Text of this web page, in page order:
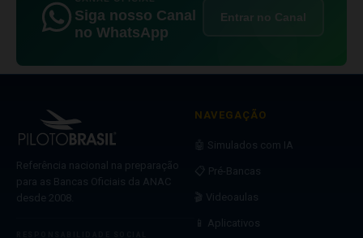
Siga nosso Canal
no WhatsApp
Entrar no Canal
Referência nacional na preparação
para as Bancas Oficiais da ANAC
desde 2008.
NAVEGAÇÃO
🤖 Simulados com IA
📋 Pré-Bancas
🎬 Videoaulas
📱 Aplicativos